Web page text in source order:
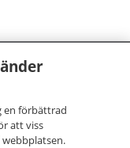
en förbättrad
att viss